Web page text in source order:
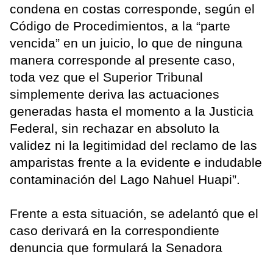
condena en costas corresponde, según el
Código de Procedimientos, a la “parte
vencida” en un juicio, lo que de ninguna
manera corresponde al presente caso,
toda vez que el Superior Tribunal
simplemente deriva las actuaciones
generadas hasta el momento a la Justicia
Federal, sin rechazar en absoluto la
validez ni la legitimidad del reclamo de las
amparistas frente a la evidente e indudable
contaminación del Lago Nahuel Huapi”.
Frente a esta situación, se adelantó que el
caso derivará en la correspondiente
denuncia que formulará la Senadora